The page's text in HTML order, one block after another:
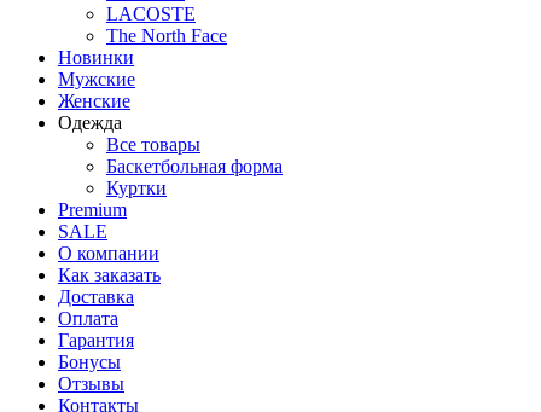
LACOSTE
The North Face
Новинки
Мужские
Женские
Одежда
Все товары
Баскетбольная форма
Куртки
Premium
SALE
О компании
Как заказать
Доставка
Оплата
Гарантия
Бонусы
Отзывы
Контакты